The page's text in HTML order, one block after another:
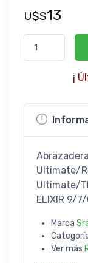
U$S13
¡
Ultimate/
Ultimate/
ELIXIR 9/
Marca
Ver más